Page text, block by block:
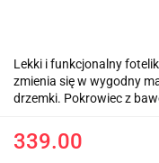
Lekki i funkcjonalny
zmienia się w wygodny
drzemki. Pokrowiec z
339.00